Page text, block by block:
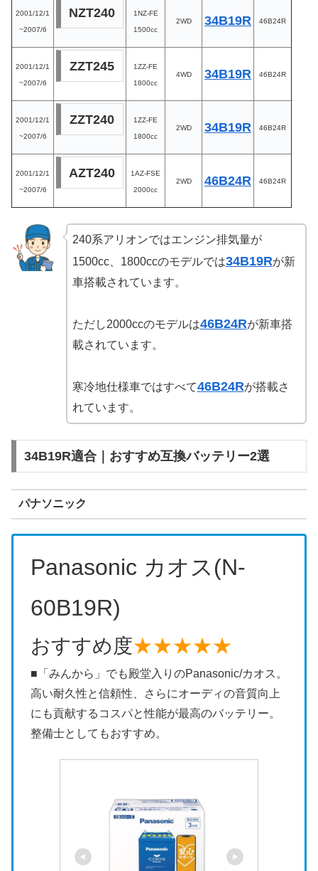
2001/12/1
~2007/6
NZT240 1NZ-FE
1500cc
2WD 34B19R 46B24R
2001/12/1
~2007/6
ZZT245 1ZZ-FE
1800cc
4WD 34B19R 46B24R
2001/12/1
~2007/6
ZZT240 1ZZ-FE
1800cc
2WD 34B19R 46B24R
2001/12/1
~2007/6
AZT240 1AZ-FSE
2000cc
2WD 46B24R 46B24R
240系アリオンではエンジン排気量が
1500cc、1800ccのモデルでは34B19Rが新
車搭載されています。
ただし2000ccのモデルは46B24Rが新車搭
載されています。
寒冷地仕様車ではすべて46B24Rが搭載さ
れています。
34B19R適合｜おすすめ互換バッテリー2選
パナソニック
Panasonic カオス(N-
60B19R)
おすすめ度★★★★★
■「みんから」でも殿堂入りのPanasonic/カオス。
高い耐久性と信頼性、さらにオーディの音質向上
にも貢献するコスパと性能が最高のバッテリー。
整備士としてもおすすめ。